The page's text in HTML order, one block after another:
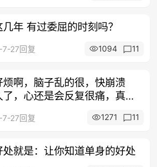
年 有过委屈的时刻吗？
27回复 1094 11
啊，脑子乱的很，快崩溃
，心还是会反复很痛，真的
27回复 1271 11
就是：让你知道单身的好处